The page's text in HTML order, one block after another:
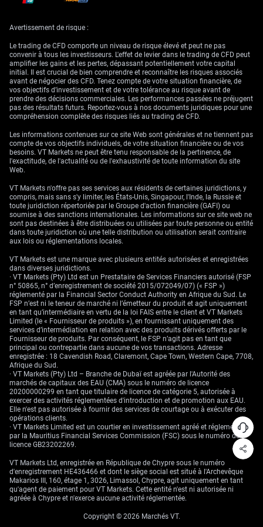
et approche sur les
actions
Nous anticipons un renforcement de la livre face au dollar, avec un
objectif de 1,35 d’ici le quatrième trimestre. Étant donné que le GBP/USD
évolue actuellement autour de 1,27, cela représenterait une appréciation
significative de la livre sterling. Dans les prochaines semaines, nous
de tirer parti de ce mouvement attendu.
L’inflation devrait réaccélérer vers 3,6 %, un rebond préoccupant par
rapport au dernier rapport de l’Office for National Statistics faisant état
d’une inflation (CPI) à 2,3 %. Ce retour du risque d’inflation élevée rend
évalue la probabilité d’une seconde vague inflationniste cette année.
La combinaison d’une croissance plus faible et de coûts d’emprunt plus
élevés comprimera les marges bénéficiaires des entreprises, en
particulier celles très exposées au marché domestique. Cette perspective
est défavorable aux actions britanniques, dont la croissance des
résultats s’est déjà essoufflée sur la dernière année. Nous chercherions
nous positionner en vue d’un potentiel repli du marché.
Avertissement de risque :
Le trading de CFD comporte un niveau de risque élevé et peut ne pas
convenir à tous les investisseurs. L'effet de levier dans le trading de CFD peut
amplifier les gains et les pertes, dépassant potentiellement votre capital
initial. Il est crucial de bien comprendre et reconnaître les risques associés
avant de négocier des CFD. Tenez compte de votre situation financière, de
vos objectifs d’investissement et de votre tolérance au risque avant de
prendre des décisions commerciales. Les performances passées ne préjugent
pas des résultats futurs. Reportez-vous à nos documents juridiques pour une
compréhension complète des risques liés au trading de CFD.
Les informations contenues sur ce site Web sont générales et ne tiennent pas
compte de vos objectifs individuels, de votre situation financière ou de vos
besoins. VT Markets ne peut être tenu responsable de la pertinence, de
l'exactitude, de l'actualité ou de l'exhaustivité de toute information du site
Web.
VT Markets n'offre pas ses services aux résidents de certaines juridictions, y
compris, mais sans s'y limiter, les États-Unis, Singapour, l'Inde, la Russie et
toute juridiction répertoriée par le Groupe d'action financière (GAFI) ou
soumise à des sanctions internationales. Les informations sur ce site web ne
sont pas destinées à être distribuées ou utilisées par toute personne ou entité
dans toute juridiction où une telle distribution ou utilisation serait contraire
aux lois ou réglementations locales.
VT Markets est une marque avec plusieurs entités autorisées et enregistrées
dans diverses juridictions.
· VT Markets (Pty) Ltd est un Prestataire de Services Financiers autorisé (FSP
n° 50865, n° d’enregistrement de société 2015/072049/07) (« FSP »)
réglementé par la Financial Sector Conduct Authority en Afrique du Sud. Le
FSP n’est ni le teneur de marché ni l’émetteur du produit et agit uniquement
en tant qu’intermédiaire en vertu de la loi FAIS entre le client et VT Markets
Limited (le « Fournisseur de produits »), en fournissant uniquement des
services d’intermédiation en relation avec des produits dérivés offerts par le
Fournisseur de produits. Par conséquent, le FSP n’agit pas en tant que
principal ou contrepartie dans aucune de vos transactions. Adresse
enregistrée : 18 Cavendish Road, Claremont, Cape Town, Western Cape, 7708,
Afrique du Sud.
· VT Markets (Pty) Ltd – Branche de Dubaï est agréée par l'Autorité des
marchés de capitaux des EAU (CMA) sous le numéro de licence
20200000299 en tant que titulaire de licence de catégorie 5, autorisée à
exercer des activités réglementées d'introduction et de promotion aux EAU.
Elle n'est pas autorisée à fournir des services de courtage ou à exécuter des
opérations clients.
· VT Markets Limited est un courtier en investissement agréé et réglementé
par la Mauritius Financial Services Commission (FSC) sous le numéro de
licence GB23202269.
VT Markets Ltd, enregistrée en République de Chypre sous le numéro
d'enregistrement HE436466 et dont le siège social est situé à l'Archevêque
Makarios III, 160, étage 1, 3026, Limassol, Chypre, agit uniquement en tant
qu'agent de paiement pour VT Markets. Cette entité n'est ni autorisée ni
agréée à Chypre et n'exerce aucune activité réglementée.
Copyright © 2026 Marchés VT.